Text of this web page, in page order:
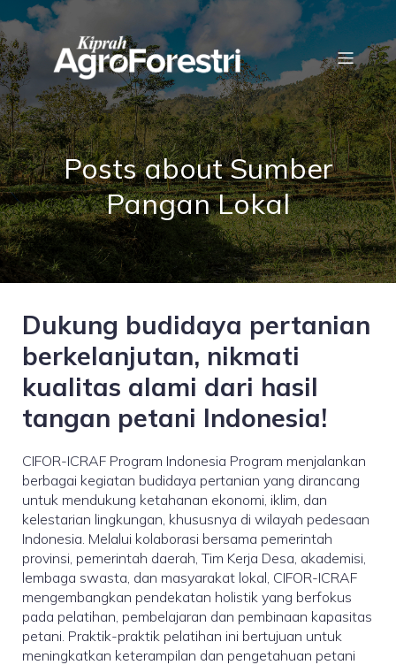
Posts about Sumber
Pangan Lokal
Dukung budidaya pertanian
berkelanjutan, nikmati
kualitas alami dari hasil
tangan petani Indonesia!
CIFOR-ICRAF Program Indonesia Program menjalankan
berbagai kegiatan budidaya pertanian yang dirancang
untuk mendukung ketahanan ekonomi, iklim, dan
kelestarian lingkungan, khususnya di wilayah pedesaan
Indonesia. Melalui kolaborasi bersama pemerintah
provinsi, pemerintah daerah, Tim Kerja Desa, akademisi,
lembaga swasta, dan masyarakat lokal, CIFOR-ICRAF
mengembangkan pendekatan holistik yang berfokus
pada pelatihan, pembelajaran dan pembinaan kapasitas
petani. Praktik-praktik pelatihan ini bertujuan untuk
meningkatkan keterampilan dan pengetahuan petani